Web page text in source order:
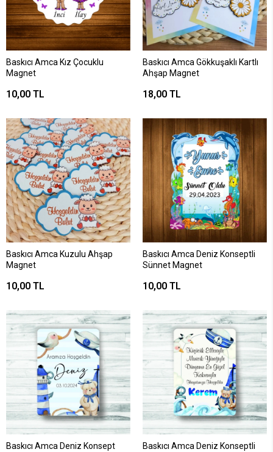
Baskıcı Amca Kız Çocuklu
Magnet
10,00 TL
Baskıcı Amca Gökkuşaklı Kartlı
Ahşap Magnet
18,00 TL
Baskıcı Amca Kuzulu Ahşap
Magnet
10,00 TL
Baskıcı Amca Deniz Konseptli
Sünnet Magnet
10,00 TL
Baskıcı Amca Deniz Konsept
Baskıcı Amca Deniz Konseptli